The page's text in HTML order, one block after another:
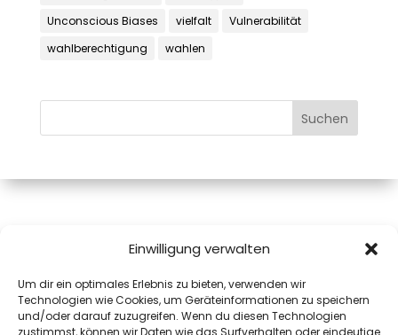
Einwilligung verwalten
Um dir ein optimales Erlebnis zu bieten, verwenden wir
Technologien wie Cookies, um Geräteinformationen zu speichern
und/oder darauf zuzugreifen. Wenn du diesen Technologien
zustimmst, können wir Daten wie das Surfverhalten oder eindeutige
Unconscious Biases
vielfalt
Vulnerabilität
wahlberechtigung
wahlen
5020 Salzburg
mail@monika.pink
+43(0)664 8311972